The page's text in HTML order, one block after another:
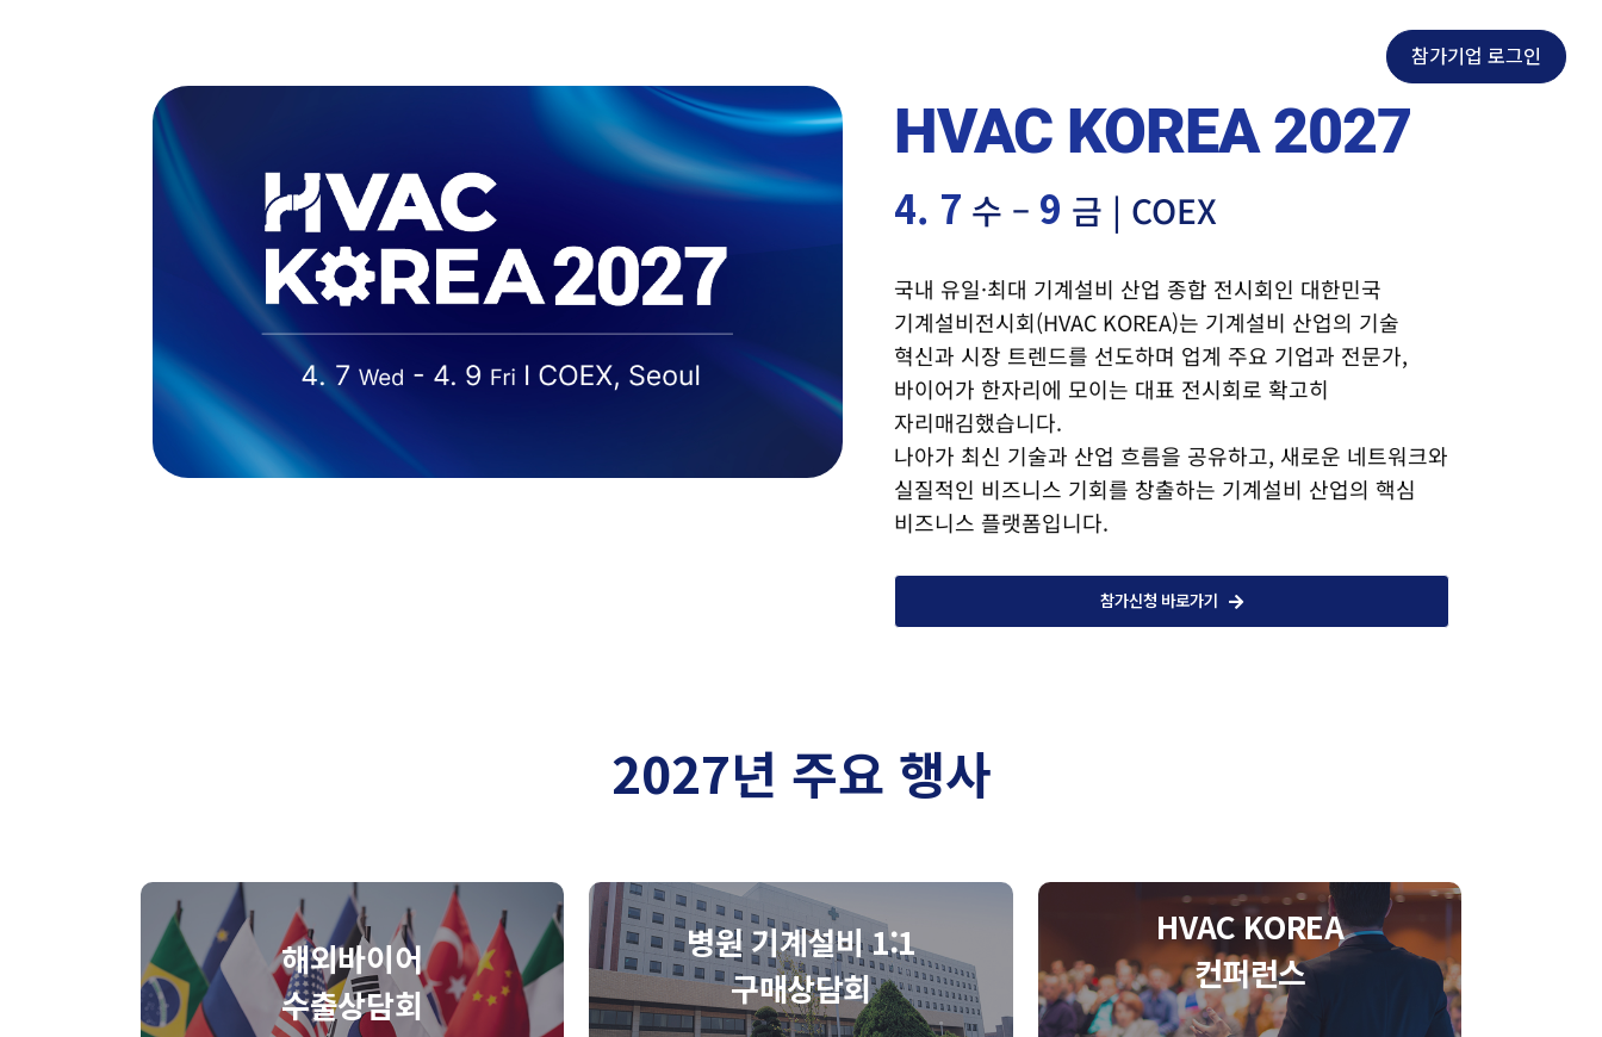
참가기업 로그인
HVAC KOREA 2027
4. 7 수 – 9 금 | COEX
국내 유일·최대 기계설비 산업 종합 전시회인 대한민국
기계설비전시회(HVAC KOREA)는 기계설비 산업의 기술
혁신과 시장 트렌드를 선도하며 업계 주요 기업과 전문가,
바이어가 한자리에 모이는 대표 전시회로 확고히
자리매김했습니다.
나아가 최신 기술과 산업 흐름을 공유하고, 새로운 네트워크와
실질적인 비즈니스 기회를 창출하는 기계설비 산업의 핵심
비즈니스 플랫폼입니다.
참가신청 바로가기
2027년 주요 행사
해외바이어
수출상담회
병원 기계설비 1:1
구매상담회
HVAC KOREA
컨퍼런스